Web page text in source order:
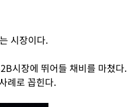
시장이다.
시장에 뛰어들 채비를 마쳤다.
례로 꼽힌다.